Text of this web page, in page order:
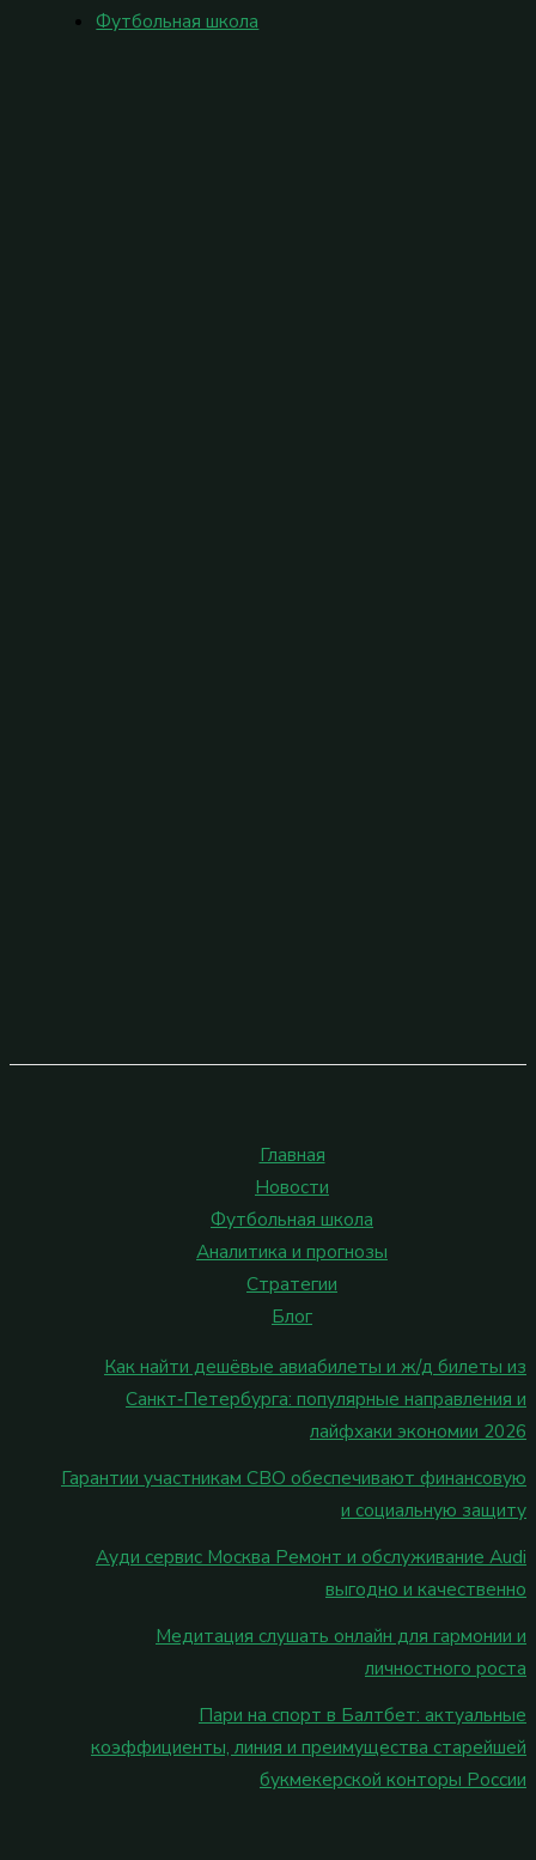
Футбольная школа
Главная
Новости
Футбольная школа
Аналитика и прогнозы
Стратегии
Блог
Как найти дешёвые авиабилеты и ж/д билеты из
Санкт‑Петербурга: популярные направления и
лайфхаки экономии 2026
Гарантии участникам СВО обеспечивают финансовую
и социальную защиту
Ауди сервис Москва Ремонт и обслуживание Audi
выгодно и качественно
Медитация слушать онлайн для гармонии и
личностного роста
Пари на спорт в Балтбет: актуальные
коэффициенты, линия и преимущества старейшей
букмекерской конторы России